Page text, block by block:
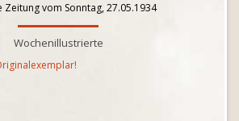
Zeitung vom Sonntag, 27.05.1934
Wochenillustrierte